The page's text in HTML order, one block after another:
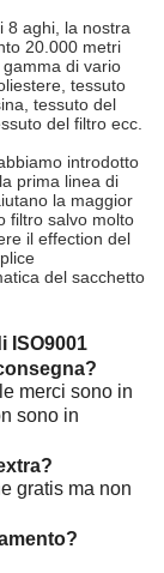
8 aghi, la nostra
20.000 metri
di vario
tessuto
tessuto del
del filtro ecc.
introdotto
prima linea di
la maggior
filtro salvo molto
il effection del
del sacchetto
ISO9001
merci sono in
sono in
gratis ma non